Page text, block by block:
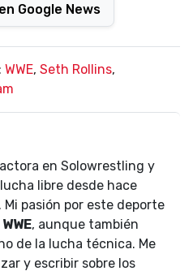
Google News
: WWE, Seth Rollins,
en Solowrestling y
libre desde hace
Mi pasión por este deporte
WWE, aunque también
de la lucha técnica. Me
y escribir sobre los